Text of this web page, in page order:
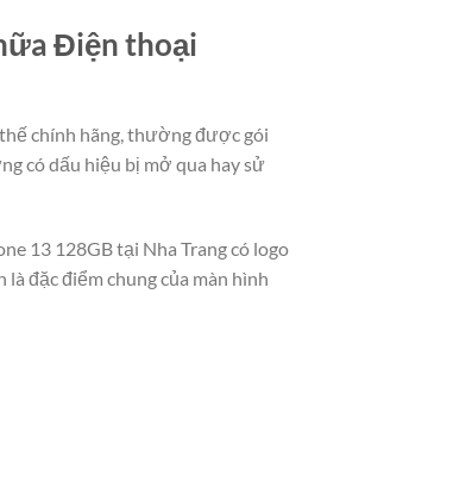
Điện thoại
chính hãng, thường được gói
có dấu hiệu bị mở qua hay sử
13 128GB tại Nha Trang có logo
đặc điểm chung của màn hình